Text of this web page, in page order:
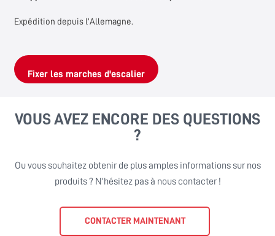
Expédition depuis l'Allemagne.
Fixer les marches d'escalier
VOUS AVEZ ENCORE DES QUESTIONS
?
Ou vous souhaitez obtenir de plus amples informations sur nos
produits ? N'hésitez pas à nous contacter !
CONTACTER MAINTENANT